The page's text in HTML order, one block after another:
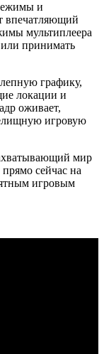
и
впечатляющий
мультиплеера
или принимать
графику,
локации и
оживает,
игровую
мир
сейчас на
игровым